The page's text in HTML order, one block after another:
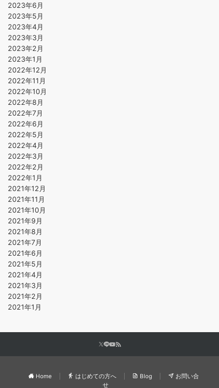
2023年6月
2023年5月
2023年4月
2023年3月
2023年2月
2023年1月
2022年12月
2022年11月
2022年10月
2022年8月
2022年7月
2022年6月
2022年5月
2022年4月
2022年3月
2022年2月
2022年1月
2021年12月
2021年11月
2021年10月
2021年9月
2021年8月
2021年7月
2021年6月
2021年5月
2021年4月
2021年3月
2021年2月
2021年1月
Home はじめての方へ Blog
お問い合
せ